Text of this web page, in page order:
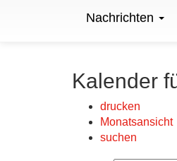
Nachrichten
Kalender
drucken
Monatsansicht
suchen